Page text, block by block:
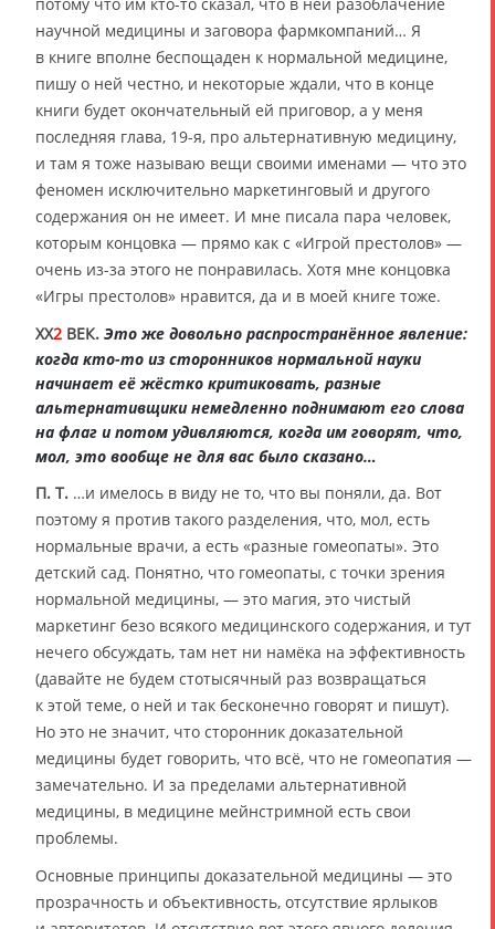
потому что им кто-то сказал, что в ней разоблачение
научной медицины и заговора фармкомпаний… Я
в книге вполне беспощаден к нормальной медицине,
пишу о ней честно, и некоторые ждали, что в конце
книги будет окончательный ей приговор, а у меня
последняя глава, 19-я, про альтернативную медицину,
и там я тоже называю вещи своими именами — что это
феномен исключительно маркетинговый и другого
содержания он не имеет. И мне писала пара человек,
которым концовка — прямо как с «Игрой престолов» —
очень из-за этого не понравилась. Хотя мне концовка
«Игры престолов» нравится, да и в моей книге тоже.
XX2 ВЕК. Это же довольно распространённое явление:
когда кто-то из сторонников нормальной науки
начинает её жёстко критиковать, разные
альтернативщики немедленно поднимают его слова
на флаг и потом удивляются, когда им говорят, что,
мол, это вообще не для вас было сказано…
П. Т. …и имелось в виду не то, что вы поняли, да. Вот
поэтому я против такого разделения, что, мол, есть
нормальные врачи, а есть «разные гомеопаты». Это
детский сад. Понятно, что гомеопаты, с точки зрения
нормальной медицины, — это магия, это чистый
маркетинг безо всякого медицинского содержания, и тут
нечего обсуждать, там нет ни намёка на эффективность
(давайте не будем стотысячный раз возвращаться
к этой теме, о ней и так бесконечно говорят и пишут).
Но это не значит, что сторонник доказательной
медицины будет говорить, что всё, что не гомеопатия —
замечательно. И за пределами альтернативной
медицины, в медицине мейнстримной есть свои
проблемы.
Основные принципы доказательной медицины — это
прозрачность и объективность, отсутствие ярлыков